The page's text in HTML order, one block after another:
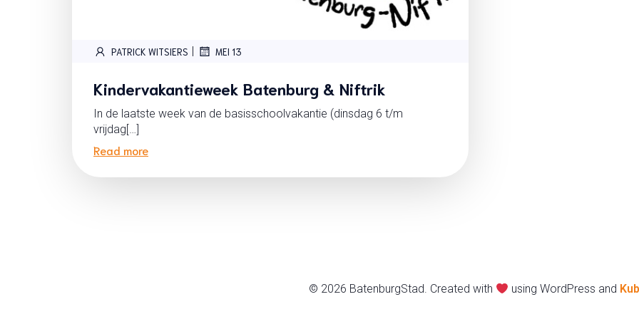
PATRICK WITSIERS | MEI 13
Kindervakantieweek Batenburg & Niftrik
In de laatste week van de basisschoolvakantie (dinsdag 6 t/m
vrijdag[…]
Read more
© 2026 BatenburgStad. Created with using WordPress and